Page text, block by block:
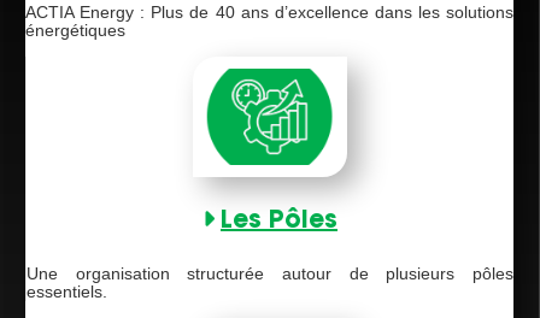
ACTIA Energy : Plus de 40 ans d’excellence dans les solutions
énergétiques
Les Pôles
Une organisation structurée autour de plusieurs pôles
essentiels.